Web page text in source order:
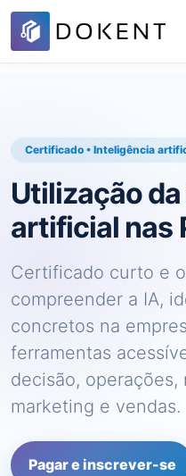
Certificado • Inteligência
Utilização
artificial nas
Certificado curto e
compreender a IA,
concretos na
ferramentas
decisão, operações,
marketing e vendas.
Pagar e inscrever-se